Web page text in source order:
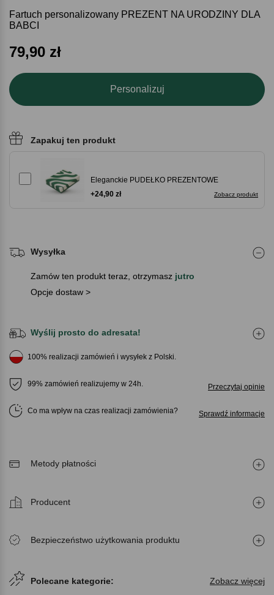
Fartuch personalizowany PREZENT NA URODZINY DLA
BABCI
79,90 zł
Personalizuj
Zapakuj ten produkt
Eleganckie PUDEŁKO PREZENTOWE
Zobacz produkt
+24,90 zł
Wysyłka
Zamów ten produkt teraz, otrzymasz jutro
Opcje dostaw >
Wyślij prosto do adresata!
100% realizacji zamówień i wysyłek z Polski.
99% zamówień realizujemy w 24h. Przeczytaj opinie
Co ma wpływ na czas realizacji zamówienia Sprawdź informacje
Metody płatności
Producent
Bezpieczeństwo użytkowania produktu
Polecane kategorie: Zobacz więcej